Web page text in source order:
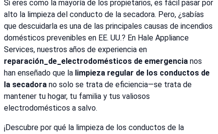
Si eres como la mayoría de los propietarios, es fácil pasar por
alto la limpieza del conducto de la secadora. Pero, ¿sabías
que descuidarla es una de las principales causas de incendios
domésticos prevenibles en EE. UU.? En Hale Appliance
Services, nuestros años de experiencia en
reparación_de_electrodomésticos de emergencia nos
han enseñado que la limpieza regular de los conductos de
la secadora no solo se trata de eficiencia—se trata de
mantener tu hogar, tu familia y tus valiosos
electrodomésticos a salvo.
¡Descubre por qué la limpieza de los conductos de la